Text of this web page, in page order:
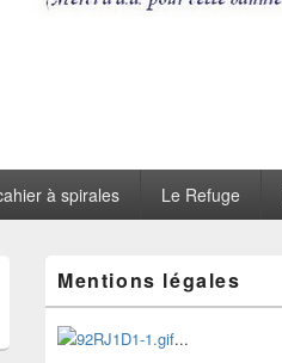
à spirales Le Refuge
principale
de
widget
pour
Mentions légales
...